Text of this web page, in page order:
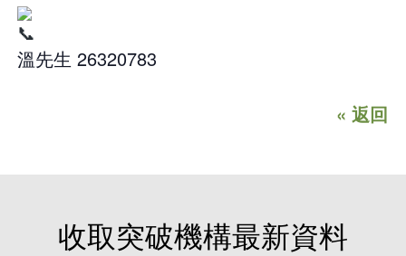
溫先生 26320783
« 返回
收取突破機構最新資料